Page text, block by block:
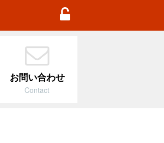
TD Football Academy
お問い合わせ
Contact